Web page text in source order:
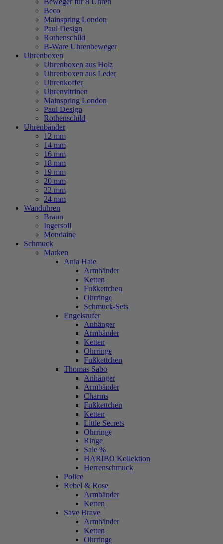
Beweger für 8 Uhren
Beco
Mainspring London
Paul Design
Rothenschild
B-Ware Uhrenbeweger
Uhrenboxen
Uhrenboxen aus Holz
Uhrenboxen aus Leder
Uhrenkoffer
Uhrenvitrinen
Mainspring London
Paul Design
Rothenschild
Uhrenbänder
12 mm
14 mm
16 mm
18 mm
19 mm
20 mm
22 mm
24 mm
Wanduhren
Braun
Ingersoll
Mondaine
Schmuck
Marken
Ania Haie
Armbänder
Ketten
Fußkettchen
Ohrringe
Schmuck-Sets
Engelsrufer
Anhänger
Armbänder
Ketten
Ohrringe
Fußkettchen
Thomas Sabo
Anhänger
Armbänder
Charms
Fußkettchen
Ketten
Little Secrets
Ohrringe
Ringe
Sale %
HARIBO Kollektion
Herrenschmuck
Police
Rebel & Rose
Armbänder
Ketten
Save Brave
Armbänder
Ketten
Ohrringe